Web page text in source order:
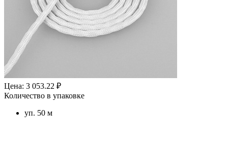
Цена: 3 053.22 ₽
Количество в упаковке
уп. 50 м